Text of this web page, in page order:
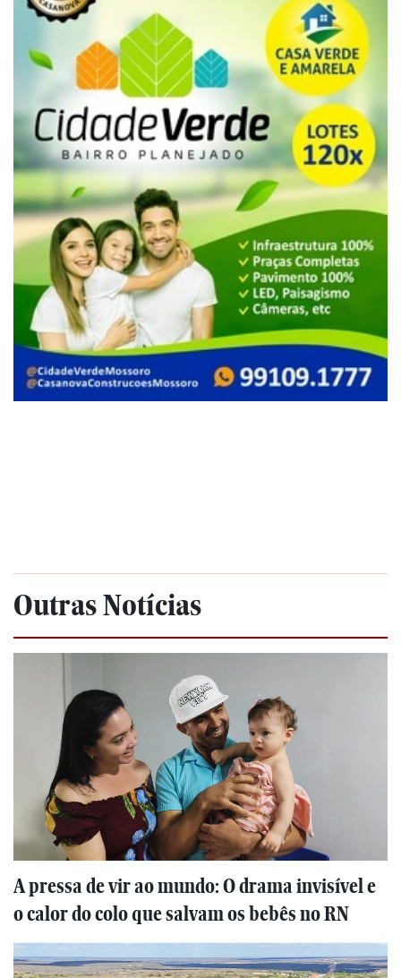
Outras Notícias
A pressa de vir ao mundo: O drama invisível e
o calor do colo que salvam os bebês no RN